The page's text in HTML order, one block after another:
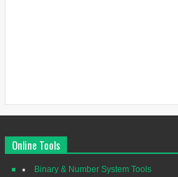
Online Tools
Binary & Number System Tools